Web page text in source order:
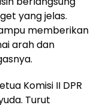
yang jelas.
memberikan
arah dan
Komisi II DPR
Turut